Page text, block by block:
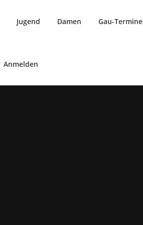
Jugend Damen Gau-Termine
Anmelden